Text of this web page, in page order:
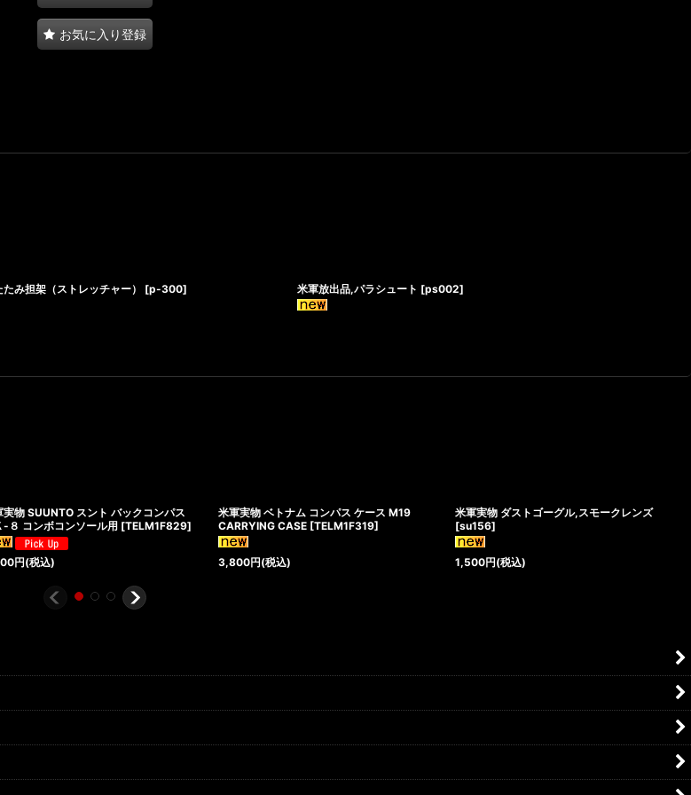
お気に入り登録
み担架（ストレッチャー） [p-300] 米軍放出品,パラシュート [ps002]
実物 SUUNTO スント バックコンパス
-８ コンボコンソール用 [TELM1F829]
円(税込)
米軍実物 ベトナム コンパス ケース M19
CARRYING CASE [TELM1F319]
3,800円(税込)
米軍実物 ダストゴーグル,スモークレンズ
[su156]
1,500円(税込)